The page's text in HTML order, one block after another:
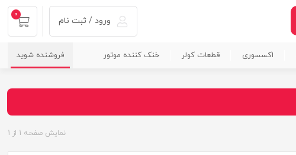
ورود / ثبت نام
0
اکسسوری قطعات کولر خنک کننده موتور فروشنده شوید
نمایش صفحه 1 از 1